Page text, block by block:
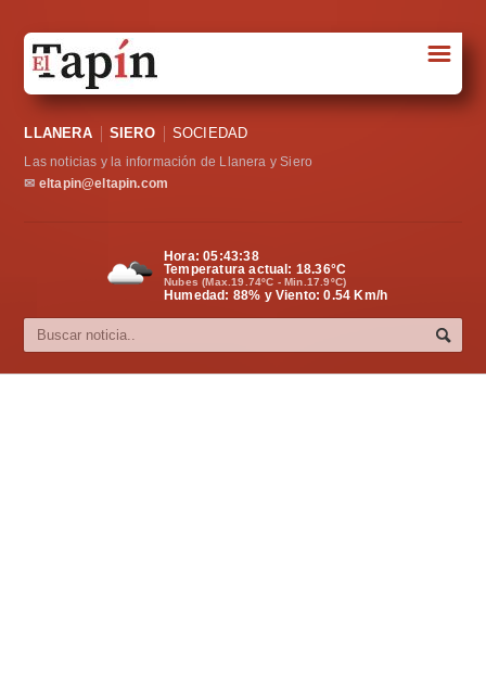
Sociedad
Política
Cultura
☰
LLANERA SIERO SOCIEDAD
Las noticias y la información de Llanera y Siero
✉ eltapin@eltapin.com
Hora:05:43:39
Temperatura actual: 18.36°C
Nubes (Max.19.74ºC - Min.17.9ºC)
Humedad: 88% y Viento: 0.54 Km/h